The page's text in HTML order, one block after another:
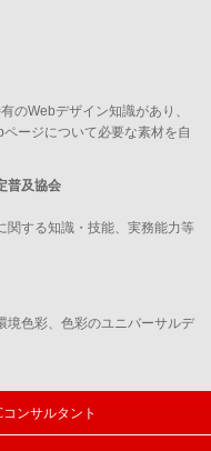
のWebデザイン知識があり、
ージについて必要な素材を自
普及協会
関する知識・技能、実務能力等
境色彩、色彩のユニバーサルデ
コンサルタント